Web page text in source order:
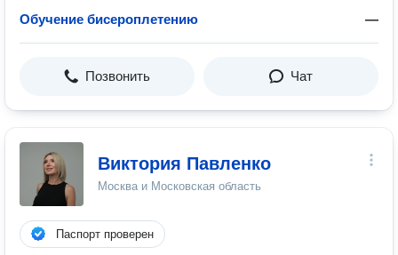
Обучение бисероплетению —
Позвонить Чат
Виктория Павленко
Москва и Московская область
Паспорт проверен